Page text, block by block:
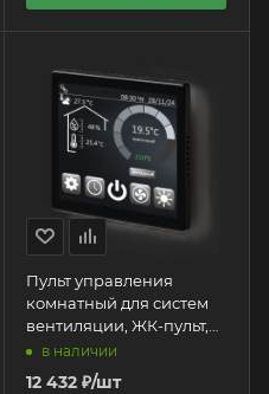
Пульт управления
комнатный для систем
вентиляции, ЖК-пульт,
4", сенсорный, цветной,
M72ERS485HMI4
в наличии
12 432₽/шт